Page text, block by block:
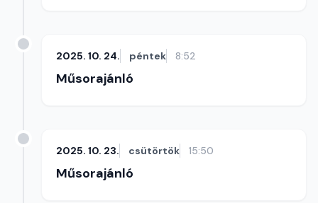
2025. 10. 24. péntek 8:52
Műsorajánló
2025. 10. 23. csütörtök 15:50
Műsorajánló